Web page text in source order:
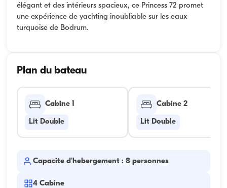
élégant et des intérieurs spacieux, ce Princess 72 promet
une expérience de yachting inoubliable sur les eaux
turquoise de Bodrum.
Plan du bateau
Cabine 1
Lit Double
Cabine 2
Lit Double
Capacite d'hebergement : 8 personnes
4 Cabine